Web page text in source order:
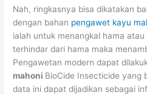
Nah, ringkasnya bisa dikatakan
dengan bahan pengawet kayu
ialah untuk menangkal hama
terhindar dari hama maka
Pengawetan modern dapat
mahoni BioCide Insecticide yang
data ini dapat dijadikan sebagai